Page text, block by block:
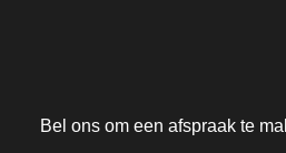
Bel ons om een afspraak te